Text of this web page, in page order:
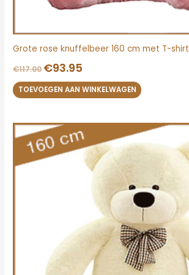
Grote rose knuffelbeer 160 cm met T-shirt
€117.00 €93.95
TOEVOEGEN AAN WINKELWAGEN
Oorspronkelijke
prijs
was:
€117.00.
prijs
is:
€95.00.